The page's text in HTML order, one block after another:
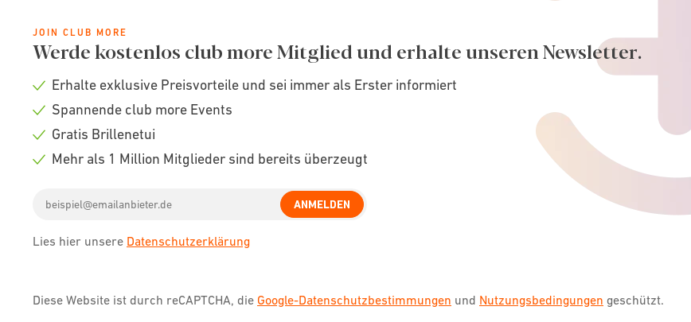
JOIN CLUB MORE
Werde kostenlos club more Mitglied und erhalte unseren Newsletter.
Check
Erhalte exklusive Preisvorteile und sei immer als Erster informiert
Check
Spannende club more Events
Check
Gratis Brillenetui
Mehr als 1 Million Mitglieder sind bereits überzeugt
address
ANMELDEN
Lies hier unsere Datenschutzerklärung
Diese Website ist durch reCAPTCHA, die Google-Datenschutzbestimmungen und Nutzungsbedingungen geschützt.